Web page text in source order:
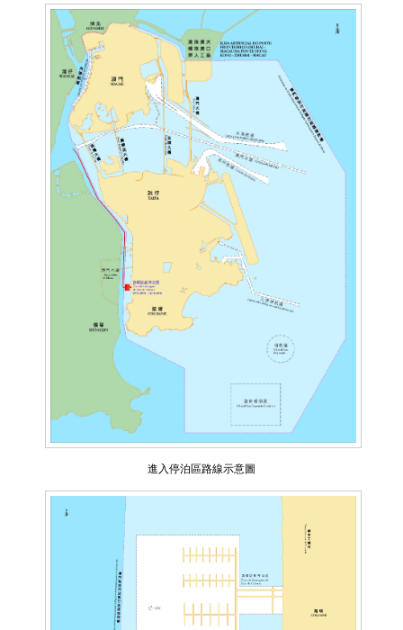
進入停泊區路線示意圖